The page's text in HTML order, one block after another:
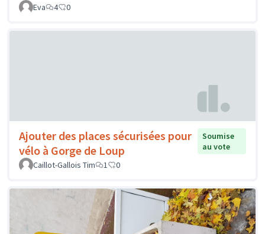
Eva 4 0
Ajouter des places sécurisées pour
vélo à Gorge de Loup
Soumise
au vote
Caillot-Gallois Tim
1 0